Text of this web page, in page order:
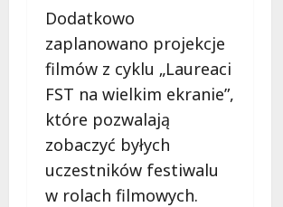
Dodatkowo
zaplanowano projekcje
filmów z cyklu „Laureaci
FST na wielkim ekranie”,
które pozwalają
zobaczyć byłych
uczestników festiwalu
w rolach filmowych.